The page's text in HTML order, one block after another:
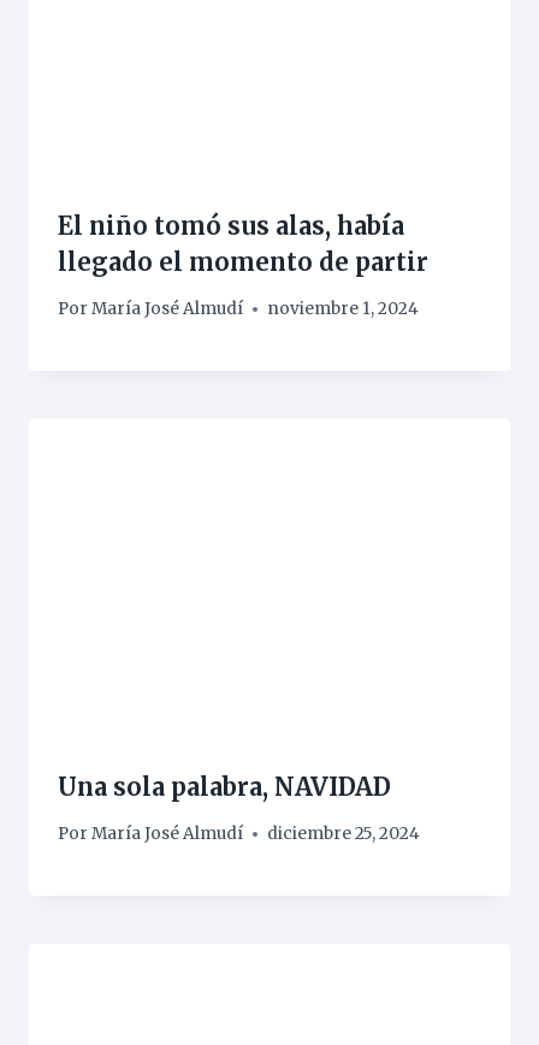
El niño tomó sus alas, había
llegado el momento de partir
Por María José Almudí noviembre 1, 2024
Una sola palabra, NAVIDAD
Por María José Almudí diciembre 25, 2024